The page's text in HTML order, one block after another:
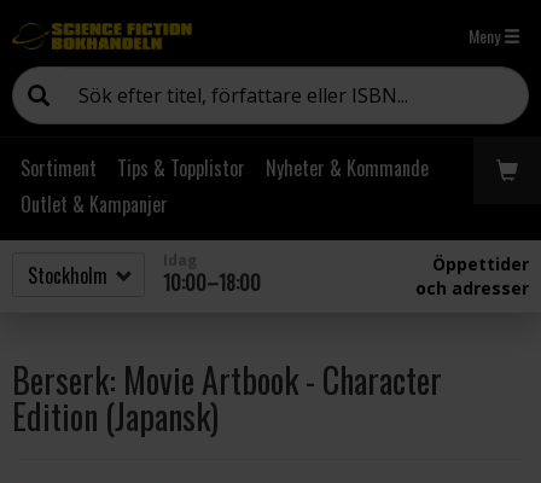
Meny
Sortiment Tips & Topplistor
Nyheter & Kommande
Outlet & Kampanjer
10:00–18:00
Öppettider
och adresser
Berserk: Movie Artbook - Character
Edition (Japansk)